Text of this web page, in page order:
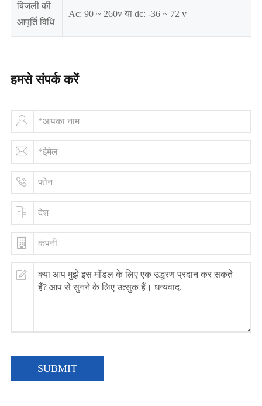
बिजली की
आपूर्ति विधि
Ac: 90 ~ 260v या dc: -36 ~ 72 v
हमसे संपर्क करें
SUBMIT